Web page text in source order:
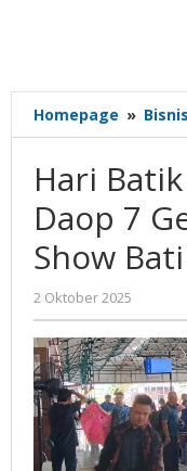
Homepage » Bisnis
Hari
Daop 7
Show
2 Oktober 2025
Gatot